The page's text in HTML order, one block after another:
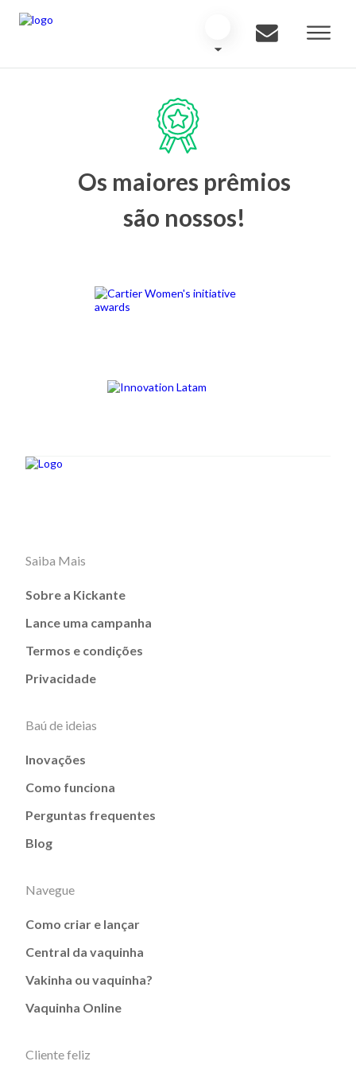
Os maiores prêmios
são nossos!
Saiba Mais
Sobre a Kickante
Lance uma campanha
Termos e condições
Privacidade
Baú de ideias
Inovações
Como funciona
Perguntas frequentes
Blog
Navegue
Como criar e lançar
Central da vaquinha
Vakinha ou vaquinha?
Vaquinha Online
Cliente feliz